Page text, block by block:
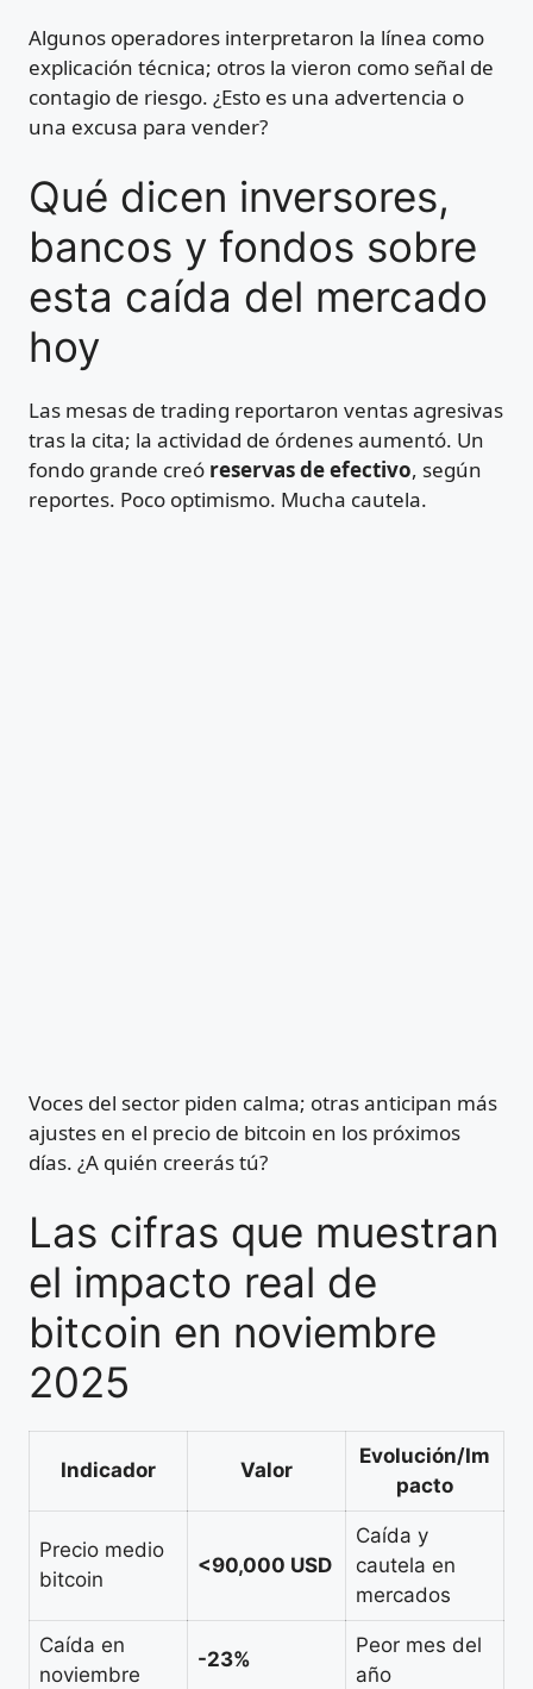
Algunos operadores interpretaron la línea como
explicación técnica; otros la vieron como señal de
contagio de riesgo. ¿Esto es una advertencia o
una excusa para vender?
Qué dicen inversores,
bancos y fondos sobre
esta caída del mercado
hoy
Las mesas de trading reportaron ventas agresivas
tras la cita; la actividad de órdenes aumentó. Un
fondo grande creó reservas de efectivo, según
reportes. Poco optimismo. Mucha cautela.
Voces del sector piden calma; otras anticipan más
ajustes en el precio de bitcoin en los próximos
días. ¿A quién creerás tú?
Las cifras que muestran
el impacto real de
bitcoin en noviembre
2025
Indicador Valor
Evolución/Im
pacto
Precio medio
bitcoin
<90,000 USD
Caída y
cautela en
mercados
Caída en
noviembre
-23%
Peor mes del
año